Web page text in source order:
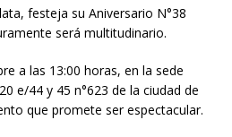
festeja su Aniversario N°38
será multitudinario.
a las 13:00 horas, en la sede
e/44 y 45 n°623 de la ciudad de
que promete ser espectacular.